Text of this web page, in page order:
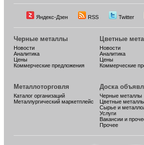
Яндекс-Дзен RSS Twitter
Черные металлы
Новости
Аналитика
Цены
Коммерческие предложения
Цветные
Новости
Аналитика
Цены
Коммерческие
Металлоторговля
Каталог организаций
Металлургический маркетплейс
Доска
Черные металлы
Цветные
Сырье и
Услуги
Вакансии и
Прочее